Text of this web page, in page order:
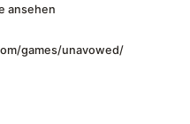
ansehen
games/unavowed/